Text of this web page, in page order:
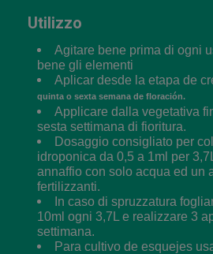
Utilizzo
Agitare bene prima di ogni
bene gli elementi
Aplicar desde la etapa de
quinta o sexta semana de floración.
Applicare dalla vegetativa
sesta settimana di fioritura.
Dosaggio consigliato per
idroponica da 0,5 a 1ml per
annaffio con solo acqua ed un
fertilizzanti.
In caso di spruzzatura
10ml ogni 3,7L e realizzare 3
settimana.
Para cultivo de esquejes